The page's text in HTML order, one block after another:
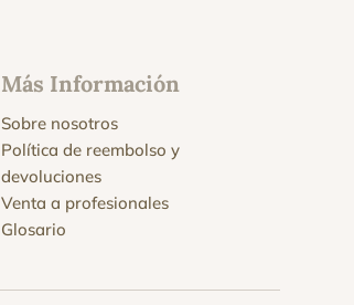
Más Información
Sobre nosotros
Política de reembolso y
devoluciones
Venta a profesionales
Glosario